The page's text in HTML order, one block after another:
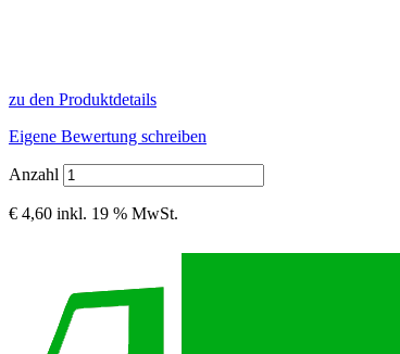
zu den Produktdetails
Eigene Bewertung schreiben
Anzahl
€ 4,60 inkl. 19 % MwSt.